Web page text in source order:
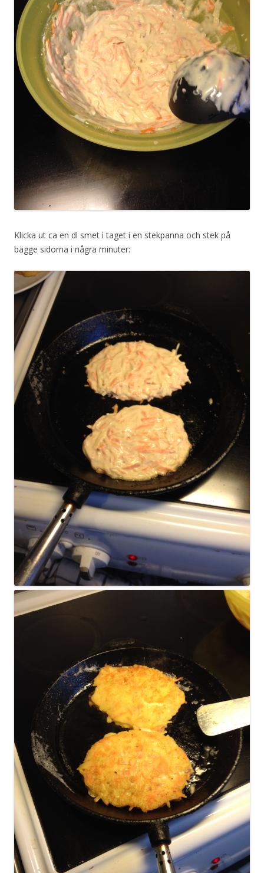
Klicka ut ca en dl smet i taget i en stekpanna och stek på
bägge sidorna i några minuter: